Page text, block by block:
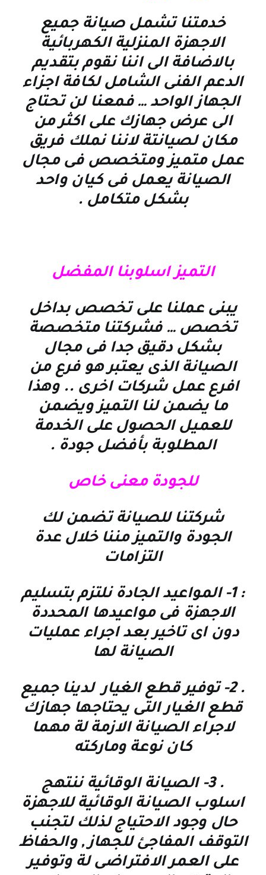
خدمتنا تشمل صيانة جميع
الاجهزة المنزلية الكهربائية
بالاضافة الى اننا نقوم بتقديم
الدعم الفنى الشامل لكافة اجزاء
الجهاز الواحد … فمعنا لن تحتاج
الى عرض جهازك على اكثر من
مكان لصيانتة لاننا نملك فريق
عمل متميز ومتخصص فى مجال
الصيانة يعمل فى كيان واحد
بشكل متكامل .
التميز اسلوبنا المفضل
يبنى عملنا على تخصص بداخل
تخصص … فشركتنا متخصصة
بشكل دقيق جدا فى مجال
الصيانة الذى يعتبر هو فرع من
افرع عمل شركات اخرى .. وهذا
ما يضمن لنا التميز ويضمن
للعميل الحصول على الخدمة
المطلوبة بأفضل جودة .
للجودة معنى خاص
شركتنا للصيانة تضمن لك
الجودة والتميز مننا خلال عدة
التزامات
: 1-
المواعيد الجادة نلتزم بتسليم
الاجهزة فى مواعيدها المحددة
دون اى تاخير بعد اجراء عمليات
الصيانة لها
. 2-
توفير قطع الغيار لدينا جميع
قطع الغيار التى يحتاجها جهازك
لاجراء الصيانة الازمة لة مهما
كان نوعة وماركته
. 3- الصيانة الوقائية ننتهج
اسلوب الصيانة الوقائية للاجهزة
حال وجود الاحتياج لذلك لتجنب
التوقف المفاجئ للجهاز , والحفاظ
على العمر الافتراضى لة وتوفير